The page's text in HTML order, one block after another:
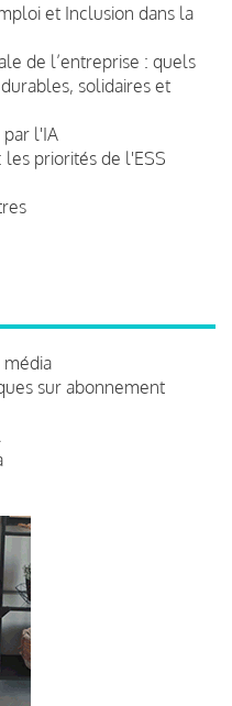
et Inclusion dans la
de l’entreprise : quels
solidaires et
par l'IA
priorités de l'ESS
sur abonnement